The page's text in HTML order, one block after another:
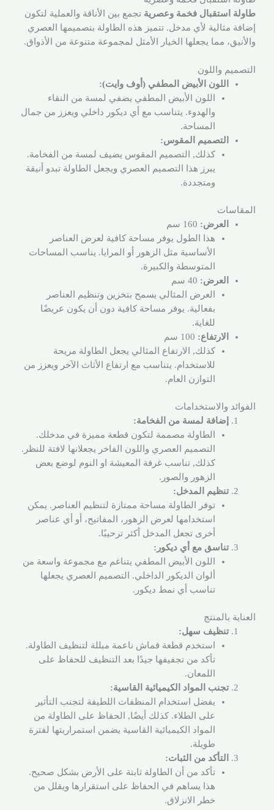
طاولة استقبال فخمة وعصرية تجمع بين الأناقة والعملية لتكون
إضافة مثالية لأي مدخل. تتميز هذه الطاولة بتصميمها العصري
والأنيق، مما يجعلها الخيار الأمثل لمجموعة متنوعة من الأذواق.
التصميم واللون
اللون الأبيض المطفي (أوف وايت):
اللون الأبيض المطفي يضفي لمسة من النقاء
والهدوء. يتناسب مع أي ديكور داخلي ويعزز من جمال
المساحة.
التصميم المقوس:
كذلك, التصميم المقوس يضيف لمسة من الفخامة.
يبرز هذا التصميم العصري ويجعل الطاولة تبدو أنيقة
ومتجددة.
المقاسات
العرض:
هذا الطول يوفر مساحة كافية لعرض العناصر
الأساسية مثل الزهور أو المرايا. يناسب المساحات
المتوسطة والكبيرة.
العرض:
العرض المثالي يسمح بتخزين وتنظيم العناصر
بفعالية. يوفر مساحة كافية دون أن يكون عريضًا
للغاية.
الارتفاع:
كذلك, الارتفاع المثالي يجعل الطاولة مريحة
للاستخدام. يتناسب مع ارتفاع الأثاث الآخر ويعزز من
التوازن العام.
الفوائد والاستخدامات
إضافة لمسة من الفخامة:
الطاولة مصممة لتكون قطعة مميزة في مدخلك.
التصميم العصري واللون الفاخر يجعلانها لافتة للنظر.
كذلك, تناسب غرفة المعيشة او النوم لوضع بعض
الزهور والصور.
تنظيم المدخل:
توفر الطاولة مساحة ممتازة لتنظيم العناصر. يمكن
استخدامها لعرض الزهور، المفاتيح، أو أي عناصر
أخرى تجعل المدخل أكثر ترحيبًا.
تناسق مع أي ديكور:
اللون الأبيض المطفي يتناغم مع مجموعة واسعة من
ألوان الديكور الداخلي. التصميم العصري يجعلها
تناسب أي نمط ديكور.
العناية بالمنتج
تنظيف سهل:
استخدم قطعة قماش ناعمة مبللة لتنظيف الطاولة.
تأكد من تجفيفها جيدًا بعد التنظيف للحفاظ على
اللمعان.
تجنب المواد الكيميائية القاسية:
يفضل استخدام المنظفات اللطيفة لتجنب التأثير
على الطلاء. كذلك أيضًا, الحفاظ على الطاولة من
المواد الكيميائية القاسية يضمن استمراريتها لفترة
طويلة.
التأكد من الثبات:
تأكد من أن الطاولة ثابتة على الأرض بشكل صحيح.
هذا يساهم في الحفاظ على استقرارها ويقلل من
خطر الانزلاق.